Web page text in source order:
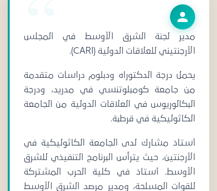
مدير لجنة الشرق الأوسط في المجلس
الأرجنتيني للعلاقات الدولية (CARI).
يحمل درجة الدكتوراه ودبلوم دراسات متقدمة
من جامعة كومبلوتنسي في مدريد، ودرجة
البكالوريوس في العلاقات الدولية من الجامعة
الكاثوليكية في قرطبة.
أستاذ مشارك لدى الجامعة الكاثوليكية في
الأرجنتين، حيث يترأّس البرنامج التنفيذي للشرق
الأوسط. أستاذ في كلية الحرب المشتركة
للقوات المسلحة، ومدير مرصد الشرق الأوسط